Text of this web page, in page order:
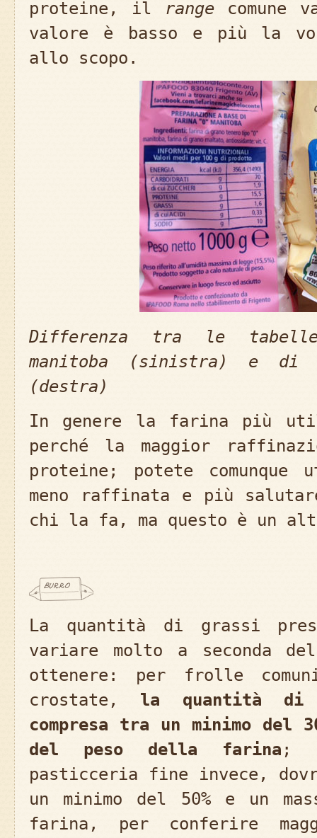
proteine, il rangecomune
valore è basso e più la
allo scopo.
Differenza tra le
manitoba (sinistra) e di
(destra)
In genere la farina più
perché la maggior
proteine; potete
meno raffinata e più
chi la fa, ma questo è un
La quantità di grassi
variare molto a seconda
ottenere: per frolle
crostate, la quantità di
compresa tra un minimo del
del peso della farina ;
pasticceria fine invece,
un minimo del 50% e un
farina, per conferire